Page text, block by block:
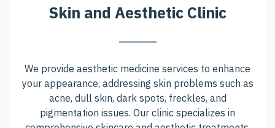
SkinandAestheticClinic
We provide aesthetic medicine services to enhance
your appearance, addressing skin problems such as
acne, dull skin, dark spots, freckles, and
pigmentation issues. Our clinic specializes in